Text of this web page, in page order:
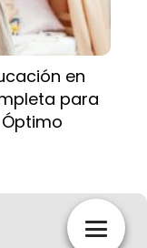
en
para